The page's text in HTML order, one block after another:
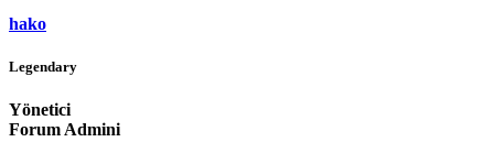
hako
Legendary
Yönetici
Forum Admini